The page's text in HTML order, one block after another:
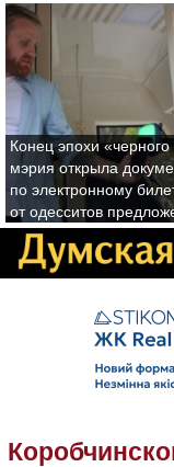
Конец эпохи
мэрия открыла
по электронному
от одесситов